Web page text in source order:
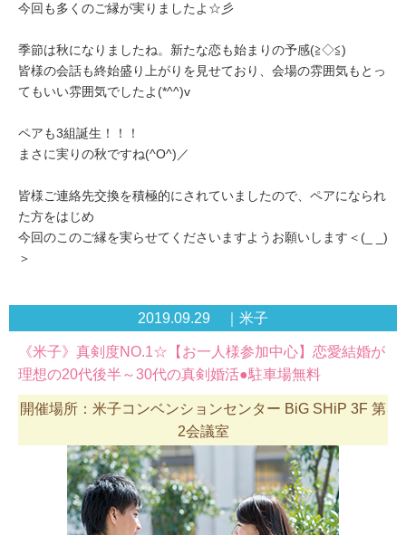
今回も多くのご縁が実りましたよ☆彡
季節は秋になりましたね。新たな恋も始まりの予感(≧◇≦)
皆様の会話も終始盛り上がりを見せており、会場の雰囲気もとっ
てもいい雰囲気でしたよ(*^^)v
ペアも3組誕生！！！
まさに実りの秋ですね(^O^)／
皆様ご連絡先交換を積極的にされていましたので、ペアになられ
た方をはじめ
今回のこのご縁を実らせてくださいますようお願いします＜(_ _)
＞
2019.09.29 ｜米子
《米子》真剣度NO.1☆【お一人様参加中心】恋愛結婚が
理想の20代後半～30代の真剣婚活●駐車場無料
開催場所：米子コンベンションセンター BiG SHiP 3F 第
2会議室